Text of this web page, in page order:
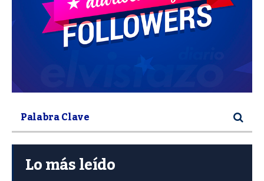
Lo más leído